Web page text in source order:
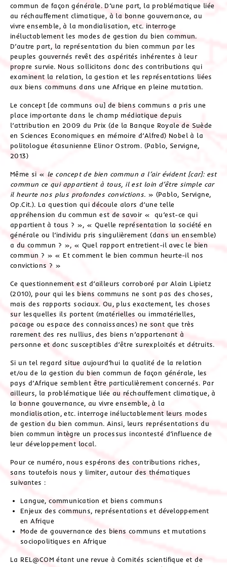
commun de façon générale. D’une part, la problématique liée
au réchauffement climatique, à la bonne gouvernance, au
vivre ensemble, à la mondialisation, etc. interroge
inéluctablement les modes de gestion du bien commun.
D’autre part, la représentation du bien commun par les
peuples gouvernés revêt des aspérités inhérentes à leur
propre survie. Nous sollicitons donc des contributions qui
examinent la relation, la gestion et les représentations liées
aux biens communs dans une Afrique en pleine mutation.
Le concept [de communs ou] de biens communs a pris une
place importante dans le champ médiatique depuis
l’attribution en 2009 du Prix (de la Banque Royale de Suède
en Sciences Economiques en mémoire d’Alfred) Nobel à la
politologue étasunienne Elinor Ostrom. (Pablo, Servigne,
2013)
Même si « le concept de bien commun a l’air évident [car]: est
commun ce qui appartient à tous, il est loin d’être simple car
il heurte nos plus profondes convictions. » (Pablo, Servigne,
Op.Cit.). La question qui découle alors d’une telle
appréhension du commun est de savoir « qu’est-ce qui
appartient à tous ? », « Quelle représentation la société en
générale ou l’individu pris singulièrement (dans un ensemble)
a du commun ? », « Quel rapport entretient-il avec le bien
commun ? » « Et comment le bien commun heurte-il nos
convictions ? »
Ce questionnement est d’ailleurs corroboré par Alain Lipietz
(2010), pour qui les biens communs ne sont pas des choses,
mais des rapports sociaux. Ou, plus exactement, les choses
sur lesquelles ils portent (matérielles ou immatérielles,
pacage ou espace des connaissances) ne sont que très
rarement des res nullius, des biens n’appartenant à
personne et donc susceptibles d’être surexploités et détruits.
Si un tel regard situe aujourd’hui la qualité de la relation
et/ou de la gestion du bien commun de façon générale, les
pays d’Afrique semblent être particulièrement concernés. Par
ailleurs, la problématique liée au réchauffement climatique, à
la bonne gouvernance, au vivre ensemble, à la
mondialisation, etc. interroge inéluctablement leurs modes
de gestion du bien commun. Ainsi, leurs représentations du
bien commun intègre un processus incontesté d’influence de
leur développement local.
Pour ce numéro, nous espérons des contributions riches,
sans toutefois nous y limiter, autour des thématiques
suivantes :
Langue, communication et biens communs
Enjeux des communs, représentations et développement
en Afrique
Mode de gouvernance des biens communs et mutations
sociopolitiques en Afrique
La REL@COM étant une revue à Comités scientifique et de